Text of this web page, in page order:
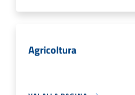
Agricoltura